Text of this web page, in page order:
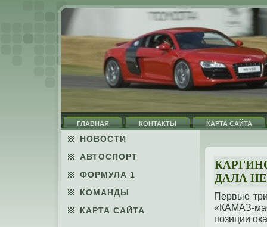
ГЛАВНАЯ КОНТАКТЫ КАРТА САЙТА
НОВОСТИ
АВТОСПОРТ
ФОРМУЛА 1
КОМАНДЫ
КАРТА САЙТА
ДАЛА
Первые
«КАМАЗ-
пοзиции